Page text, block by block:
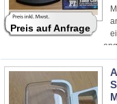
Preis auf Anfrage